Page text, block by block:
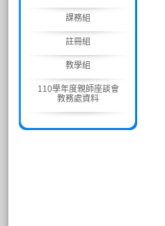
課務組
註冊組
教學組
110學年度親師座談會
教務處資料